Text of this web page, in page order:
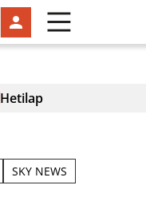
Hetilap
SKY NEWS